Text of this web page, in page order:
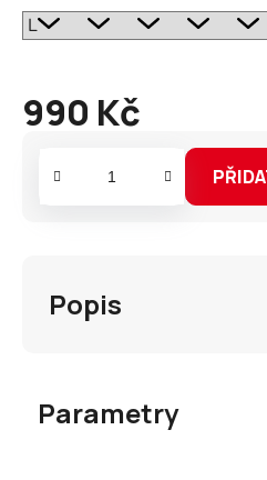
990 Kč
Měrná
Popis
Parametry